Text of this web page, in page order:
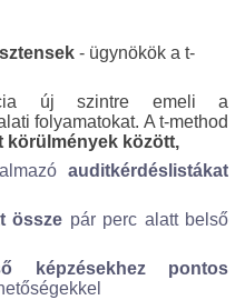
- ügynökök a t-
új szintre emeli a
folyamatokat. A t-method
körülmények között,
auditkérdéslistákat
össze pár perc alatt belső
képzésekhez pontos